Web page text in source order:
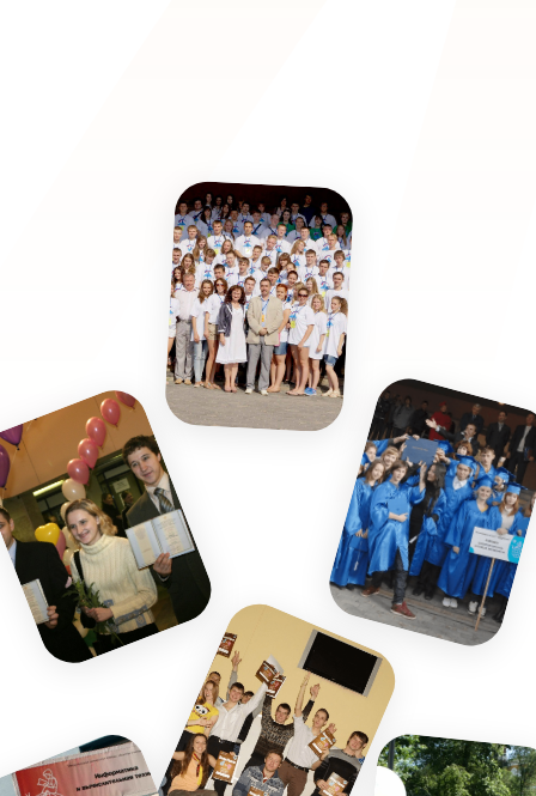
+7 (905) 704 09-29
Основное
Главная
Мероприятия
Истории успеха
Фотоархив
Контакты
Проекты
О нас